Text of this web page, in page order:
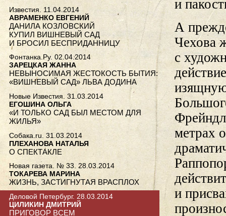
и
А
Чехова
с
метрах
и
Известия. 11.04.2014
АВРАМЕНКО ЕВГЕНИЙ
ДАНИЛА КОЗЛОВСКИЙ
КУПИЛ ВИШНЕВЫЙ САД
И БРОСИЛ БЕСПРИДАННИЦУ
Фонтанка.Ру. 02.04.2014
ЗАРЕЦКАЯ ЖАННА
НЕВЫНОСИМАЯ ЖЕСТОКОСТЬ БЫТИЯ:
«ВИШНЕВЫЙ САД» ЛЬВА ДОДИНА
Новые Известия. 31.03.2014
ЕГОШИНА ОЛЬГА
«И ТОЛЬКО САД БЫЛ МЕСТОМ ДЛЯ
ЖИЛЬЯ»
Собака.ru. 31.03.2014
ПЛЕХАНОВА НАТАЛЬЯ
О СПЕКТАКЛЕ
Новая газета. № 33. 28.03.2014
ТОКАРЕВА МАРИНА
ЖИЗНЬ, ЗАСТИГНУТАЯ ВРАСПЛОХ
Деловой Петербург. 28.03.2014
ЦИЛИКИН ДМИТРИЙ
ПРИГОВОР ВСЕМ